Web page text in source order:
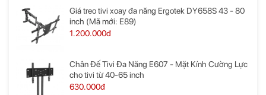
Giá treo tivi xoay đa năng Ergotek DY658S 43 - 80
inch (Mã mới: E89)
1.200.000đ
Chân Đế Tivi Đa Năng E607 - Mặt Kính Cường Lực
cho tivi từ 40-65 inch
630.000đ